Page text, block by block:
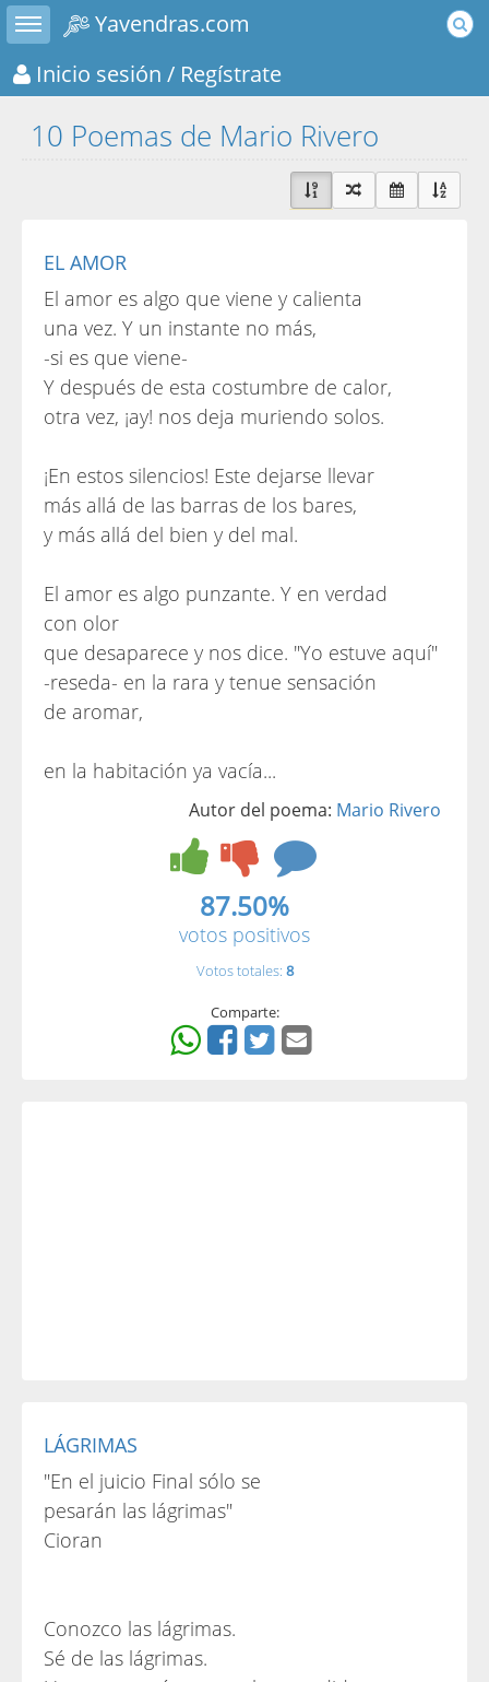
Toggle sidebar
Yavendras.com
Inicio sesión / Regístrate
10 Poemas de Mario Rivero
EL AMOR
El amor es algo que viene y calienta
una vez. Y un instante no más,
-si es que viene-
Y después de esta costumbre de calor,
otra vez, ¡ay! nos deja muriendo solos.
¡En estos silencios! Este dejarse llevar
más allá de las barras de los bares,
y más allá del bien y del mal.
El amor es algo punzante. Y en verdad
con olor
que desaparece y nos dice. "Yo estuve aquí"
-reseda- en la rara y tenue sensación
de aromar,
en la habitación ya vacía...
Autor del poema: Mario Rivero
87.50%
votos positivos
Votos totales: 8
Comparte:
LÁGRIMAS
"En el juicio Final sólo se
pesarán las lágrimas"
Cioran
Conozco las lágrimas.
Sé de las lágrimas.